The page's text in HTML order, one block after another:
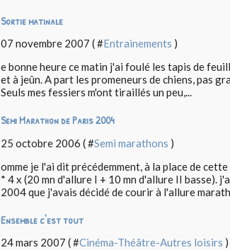
Sortie matinale
07 novembre 2007 ( #Entrainements )
e bonne heure ce matin j'ai foulé les tapis de
et à jeûn. A part les promeneurs de chiens, pas
Seuls mes fessiers m'ont tiraillés un peu,...
Semi Marathon de Paris 2004
25 octobre 2006 ( #Semi marathons )
omme je l'ai dit précédemment, à la place de
* 4 x (20 mn d'allure I + 10 mn d'allure II basse).
2004 que j'avais décidé de courir à l'allure
Ensemble c'est tout
24 mars 2007 ( #Cinéma-Théâtre-Autres loisirs )